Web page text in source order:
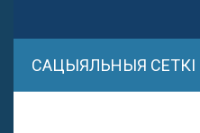
САЦЫЯЛЬНЫЯ СЕТКІ